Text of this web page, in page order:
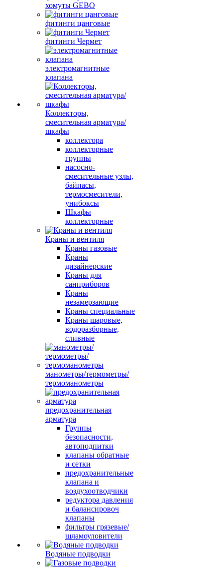
хомуты GEBO
фитинги цанговые
фитинги Чермет
электромагнитные
клапана
Коллекторы,
смесительная арматура/
шкафы
коллектора
коллекторные
группы
насосно-
смесительные узлы,
байпасы,
термосмесители,
унибоксы
Шкафы
коллекторные
Краны и вентиля
Краны газовые
Краны
дизайнерские
Краны для
санприборов
Краны
незамерзающие
Краны специальные
Краны шаровые,
водоразборные,
сливные
манометры/термометры/
термоманометры
предохранительная
арматура
Группы
безопасности,
автоподпитки
клапаны обратные
и сетки
предохранительные
клапана и
воздухоотводчики
редуктора давления
и балансировоч
клапаны
фильтры грязевые/
шламоуловители
Водяные подводки